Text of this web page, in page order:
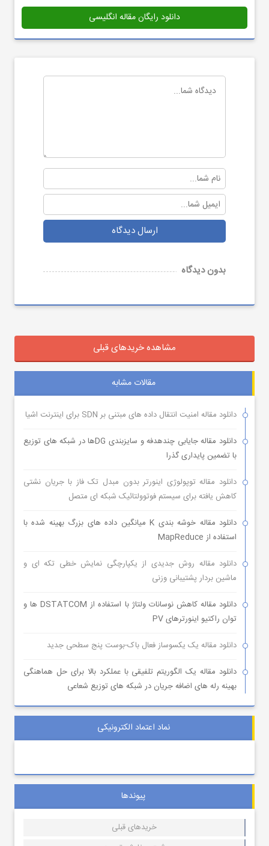
دانلود رایگان مقاله انگلیسی
ارسال دیدگاه
بدون دیدگاه
مشاهده خریدهای قبلی
مقالات مشابه
دانلود مقاله امنیت انتقال داده های مبتنی بر SDN برای اینترنت اشیا
دانلود مقاله جایابی چندهدفه و سایزبندی DGها در شبکه های توزیع
با تضمین پایداری گذرا
دانلود مقاله توپولوژی اینورتر بدون مبدل تک فاز با جریان نشتی
کاهش یافته برای سیستم فوتوولتائیک شبکه ای متصل
دانلود مقاله خوشه بندی K میانگین داده های بزرگ بهینه شده با
استفاده از MapReduce
دانلود مقاله روش جدیدی از یکپارچگی نمایش خطی تکه ای و
ماشین بردار پشتیبانی وزنی
دانلود مقاله کاهش نوسانات ولتاژ با استفاده از DSTATCOM ها و
توان راکتیو اینورترهای PV
دانلود مقاله یک یکسوساز فعال باک-بوست پنج سطحی جدید
دانلود مقاله یک الگوریتم تلفیقی با عملکرد بالا برای حل هماهنگی
بهینه رله های اضافه جریان در شبکه های توزیع شعاعی
نماد اعتماد الکترونیکی
پیوندها
خریدهای قبلی